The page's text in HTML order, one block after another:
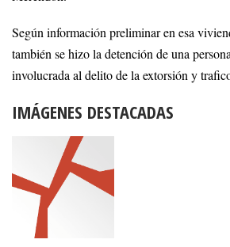
Según información preliminar en esa
también se hizo la detención de una
involucrada al delito de la extorsión y
IMÁGENES DESTACADAS